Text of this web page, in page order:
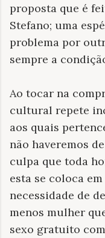
proposta que é
Stefano; uma
problema por
sempre a
Ao tocar na
cultural repete
aos quais
não haveremos
culpa que toda
esta se coloca
necessidade de
menos mulher
sexo gratuito